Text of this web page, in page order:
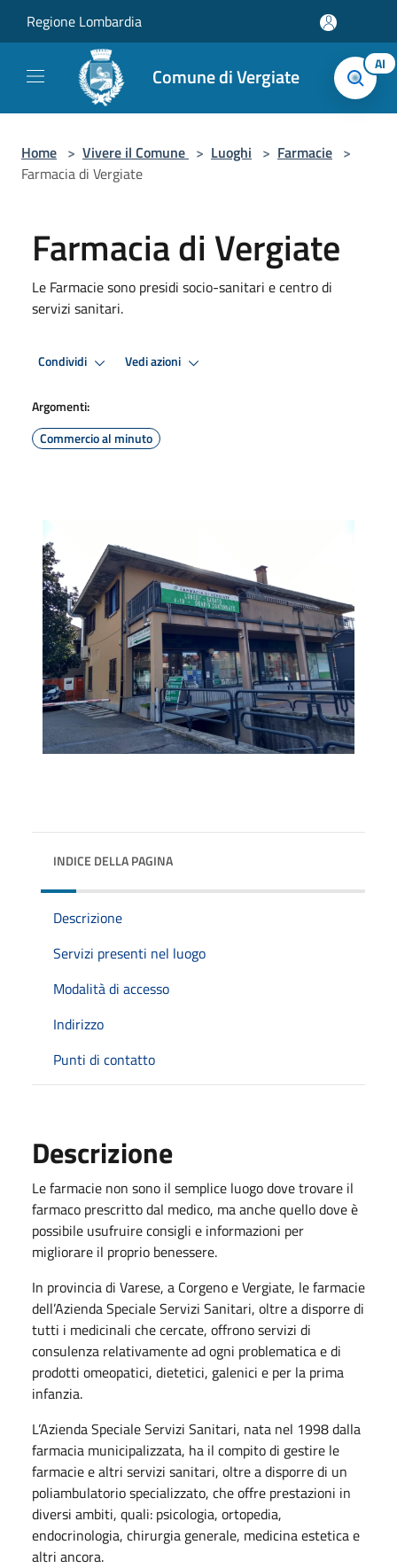
Regione Lombardia
Comune di Vergiate AI
Home > Vivere il Comune > Luoghi > Farmacie >
Farmacia di Vergiate
Farmacia di Vergiate
Le Farmacie sono presidi socio-sanitari e centro di
servizi sanitari.
Condividi Vedi azioni
Argomenti:
Commercio al minuto
INDICE DELLA PAGINA
Descrizione
Servizi presenti nel luogo
Modalità di accesso
Indirizzo
Punti di contatto
Descrizione
Le farmacie non sono il semplice luogo dove trovare il
farmaco prescritto dal medico, ma anche quello dove è
possibile usufruire consigli e informazioni per
migliorare il proprio benessere.
In provincia di Varese, a Corgeno e Vergiate, le farmacie
dell’Azienda Speciale Servizi Sanitari, oltre a disporre di
tutti i medicinali che cercate, offrono servizi di
consulenza relativamente ad ogni problematica e di
prodotti omeopatici, dietetici, galenici e per la prima
infanzia.
L’Azienda Speciale Servizi Sanitari, nata nel 1998 dalla
farmacia municipalizzata, ha il compito di gestire le
farmacie e altri servizi sanitari, oltre a disporre di un
poliambulatorio specializzato, che offre prestazioni in
diversi ambiti, quali: psicologia, ortopedia,
endocrinologia, chirurgia generale, medicina estetica e
altri ancora.